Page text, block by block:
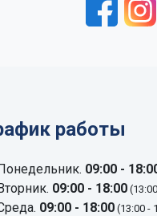
работы
09:00 -
09:00 - 18:00
09:00 - 18:00 (13:00 -